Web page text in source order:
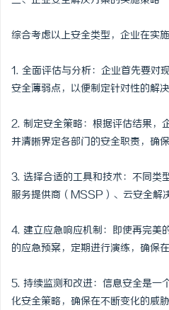
综合考虑以上安全类型，企业在实
1. 全面评估与分析：企业首先要对
安全薄弱点，以便制定针对性的解决
2. 制定安全策略：根据评估结果，
并清晰界定各部门的安全职责，确
3. 选择合适的工具和技术：不同类
服务提供商（MSSP）、云安全解
4. 建立应急响应机制：即使再完美
的应急预案，定期进行演练，确保
5. 持续监测和改进：信息安全是一
化安全策略，确保在不断变化的威